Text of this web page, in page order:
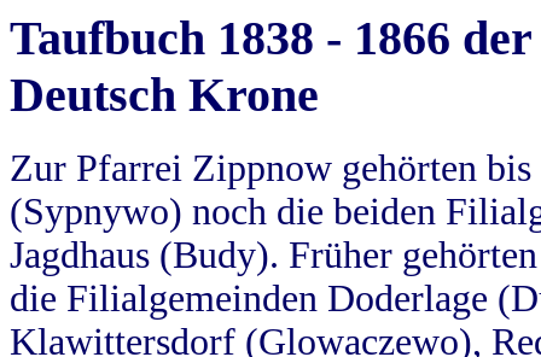
Taufbuch 1838 - 1866
Deutsch Krone
Zur Pfarrei Zippnow gehörten
(Sypnywo) noch die beiden
Jagdhaus (Budy). Früher
die Filialgemeinden Doderlage
Klawittersdorf (Glowaczewo),